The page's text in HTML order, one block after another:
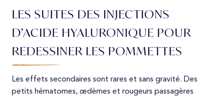
LES SUITES DES INJECTIONS
D’ACIDE HYALURONIQUE POUR
REDESSINER LES POMMETTES
Les effets secondaires sont rares et sans gravité. Des
petits hématomes, œdèmes et rougeurs passagères